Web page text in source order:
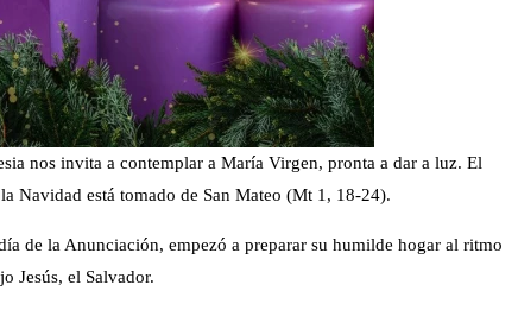
nos invita a contemplar a María Virgen, pronta a dar a luz. El
Navidad está tomado de San Mateo (Mt 1, 18-24).
de la Anunciación, empezó a preparar su humilde hogar al ritmo
Jesús, el Salvador.